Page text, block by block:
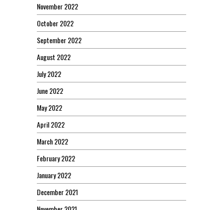
November 2022
October 2022
September 2022
August 2022
July 2022
June 2022
May 2022
April 2022
March 2022
February 2022
January 2022
December 2021